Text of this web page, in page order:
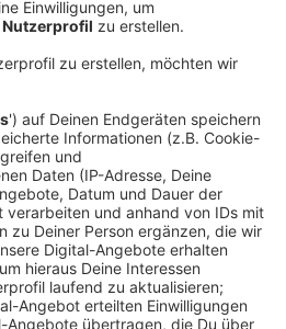
richten Kritik an die
acht aus dem Kreis
von Bund und Land,
und gleichzeitig
und die Versorgung von
nicht zusammen, heißt
Gemeindebund befürchten
nächstes Jahr in die